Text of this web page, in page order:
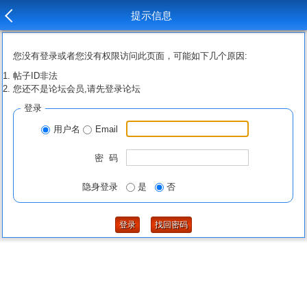
提示信息
您没有登录或者您没有权限访问此页面，可能如下几个原因:
帖子ID非法
您还不是论坛会员,请先登录论坛
登录
用户名 Email
密 码
隐身登录 是 否